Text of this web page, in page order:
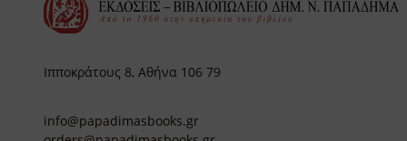
Ιπποκράτους 8, Αθήνα 106 79
info@papadimasbooks.gr